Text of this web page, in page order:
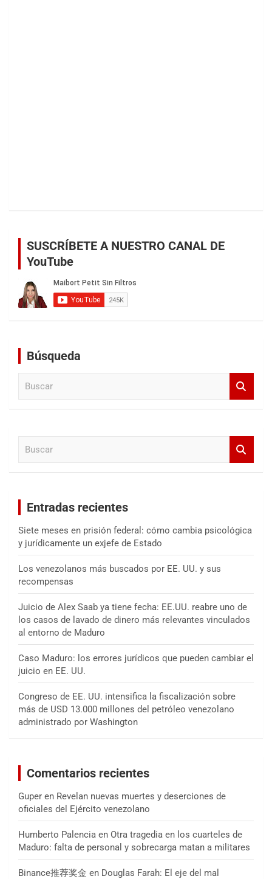
SUSCRÍBETE A NUESTRO CANAL DE
YouTube
Búsqueda
Entradas recientes
Siete meses en prisión federal: cómo cambia psicológica
y jurídicamente un exjefe de Estado
Los venezolanos más buscados por EE. UU. y sus
recompensas
Juicio de Alex Saab ya tiene fecha: EE.UU. reabre uno de
los casos de lavado de dinero más relevantes vinculados
al entorno de Maduro
Caso Maduro: los errores jurídicos que pueden cambiar el
juicio en EE. UU.
Congreso de EE. UU. intensifica la fiscalización sobre
más de USD 13.000 millones del petróleo venezolano
administrado por Washington
Comentarios recientes
Guper en Revelan nuevas muertes y deserciones de
oficiales del Ejército venezolano
Humberto Palencia en Otra tragedia en los cuarteles de
Maduro: falta de personal y sobrecarga matan a militares
Binance推荐奖金 en Douglas Farah: El eje del mal